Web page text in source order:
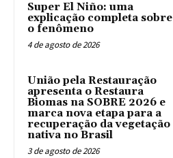
Super El Niño: uma
explicação completa sobre
o fenômeno
4 de agosto de 2026
União pela Restauração
apresenta o Restaura
Biomas na SOBRE 2026 e
marca nova etapa para a
recuperação da vegetação
nativa no Brasil
3 de agosto de 2026